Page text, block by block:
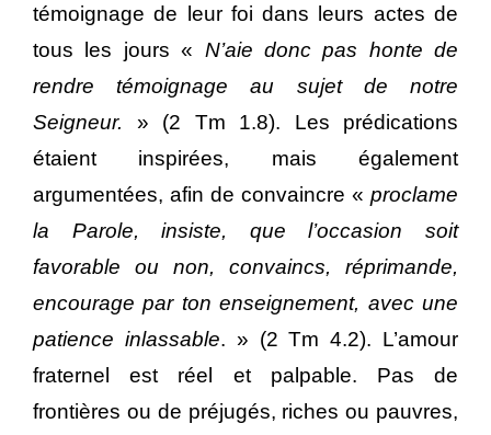
témoignage de leur foi dans leurs actes de
tous les jours « N’aie donc pas honte de
rendre témoignage au sujet de notre
Seigneur. » (2 Tm 1.8). Les prédications
étaient inspirées, mais également
argumentées, afin de convaincre « proclame
la Parole, insiste, que l’occasion soit
favorable ou non, convaincs, réprimande,
encourage par ton enseignement, avec une
patience inlassable. » (2 Tm 4.2). L’amour
fraternel est réel et palpable. Pas de
frontières ou de préjugés, riches ou pauvres,